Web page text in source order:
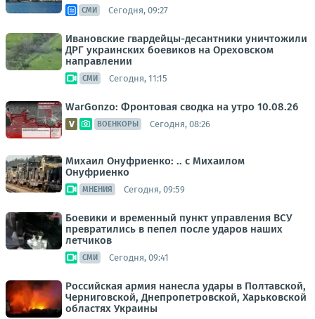
СМИ Сегодня, 09:27
Ивановские гвардейцы-десантники уничтожили
ДРГ украинских боевиков на Ореховском
направлении
СМИ Сегодня, 11:15
WarGonzo: Фронтовая сводка на утро 10.08.26
ВОЕНКОРЫ Сегодня, 08:26
Михаил Онуфриенко: .. с Михаилом
Онуфриенко
МНЕНИЯ Сегодня, 09:59
Боевики и временный пункт управления ВСУ
превратились в пепел после ударов наших
летчиков
СМИ Сегодня, 09:41
Российская армия нанесла удары в Полтавской,
Черниговской, Днепропетровской, Харьковской
областях Украины